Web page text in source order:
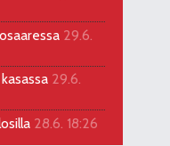
29.6.
29.6.
28.6. 18:26